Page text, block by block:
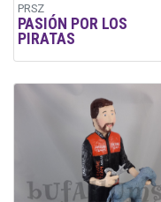
PRSZ
PASIÓN POR LOS
PIRATAS